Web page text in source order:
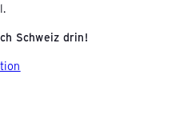
Schweiz drin!